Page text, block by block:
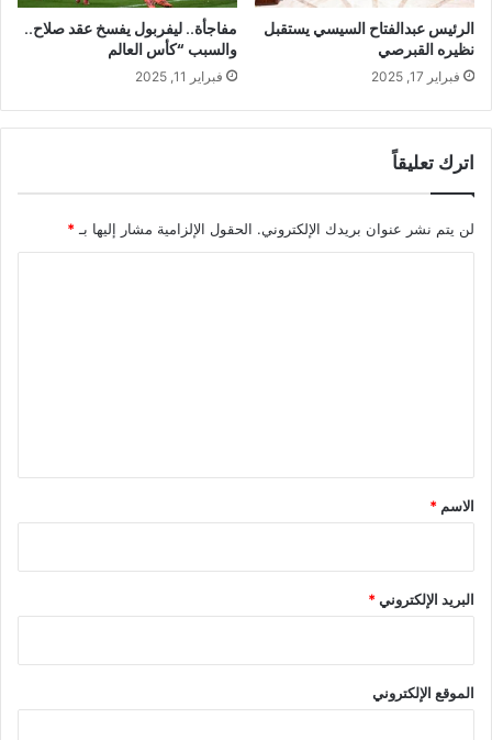
الرئيس عبدالفتاح السيسي يستقبل
نظيره القبرصي
فبراير 17, 2025
مفاجأة.. ليفربول يفسخ عقد صلاح..
والسبب “كأس العالم
فبراير 11, 2025
اترك تعليقاً
لن يتم نشر عنوان بريدك الإلكتروني. الحقول الإلزامية مشار إليها بـ *
*
الاسم *
البريد الإلكتروني*
الموقع الإلكتروني